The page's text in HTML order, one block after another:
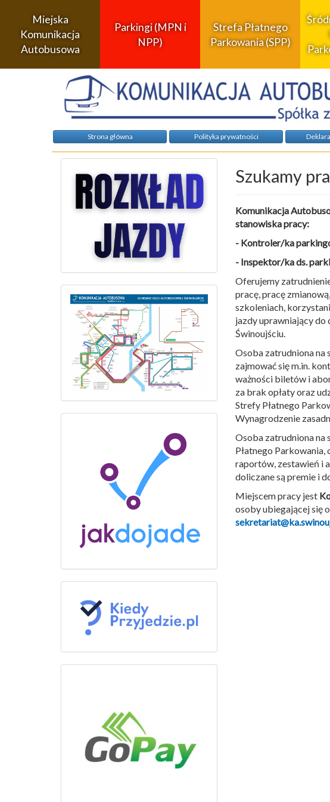
Miejska
Komunikacja
Autobusowa
Parkingi (MPN i
NPP)
Strefa Płatnego
Parkowania (SPP)
Strona główna Polityka prywatności
Szukamy
Komunikacja
stanowiska pracy:
- Kontroler/ka
- Inspektor/ka ds.
Oferujemy
pracę, pracę
szkoleniach,
jazdy uprawniający
Świnoujściu.
Osoba zatrudniona na
zajmować się m.in.
ważności biletów i
za brak opłaty oraz
Strefy Płatnego
Wynagrodzenie
Osoba zatrudniona na
Płatnego
raportów, zestawień i
doliczane są premie i
Miejscem pracy jest
osoby ubiegającej się